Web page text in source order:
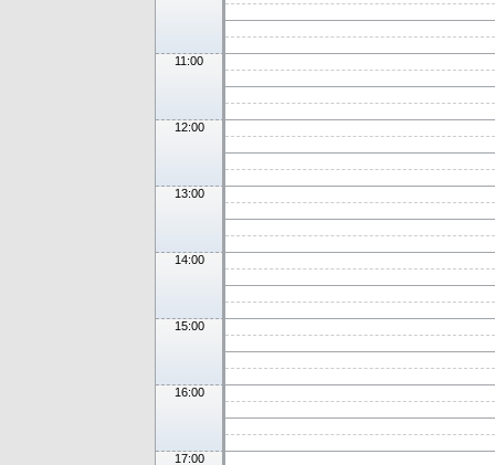
11:00
12:00
13:00
14:00
15:00
16:00
17:00